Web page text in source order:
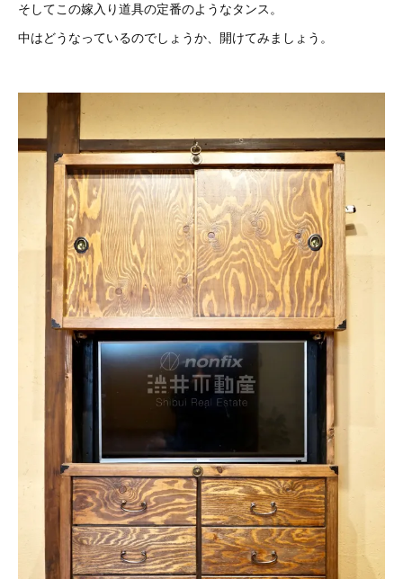
そしてこの嫁入り道具の定番のようなタンス。
中はどうなっているのでしょうか、開けてみましょう。